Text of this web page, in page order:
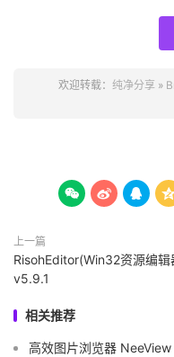
欢迎转载： 纯净分享 »
  
上一篇
RisohEditor(Win32资源编辑
v5.9.1
相关推荐
高效图片浏览器